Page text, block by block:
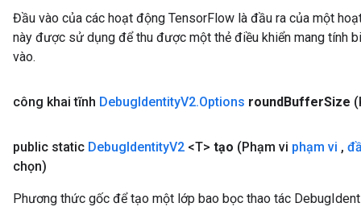
Đầu vào của các hoạt động TensorFlow là đầu ra của một
này được sử dụng để thu được một thẻ điều khiển mang tính
vào.
công khai tĩnh DebugIdentityV2.Options roundBufferSize
public static DebugIdentityV2 <T> tạo (Phạm vi phạm vi ,
chọn)
Phương thức gốc để tạo một lớp bao bọc thao tác